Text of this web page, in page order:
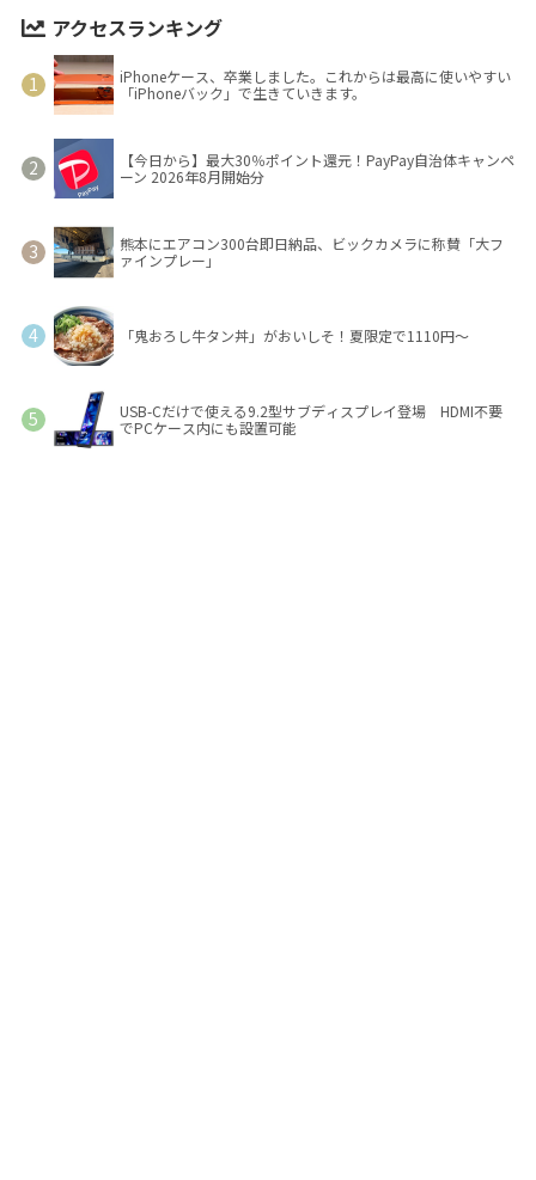
アクセスランキング
iPhoneケース、卒業しました。これからは最高に使いやすい
「iPhoneバック」で生きていきます。
【今日から】最大30％ポイント還元！PayPay自治体キャンペ
ーン 2026年8月開始分
熊本にエアコン300台即日納品、ビックカメラに称賛「大フ
ァインプレー」
「鬼おろし牛タン丼」がおいしそ！夏限定で1110円～
USB-Cだけで使える9.2型サブディスプレイ登場 HDMI不要
でPCケース内にも設置可能